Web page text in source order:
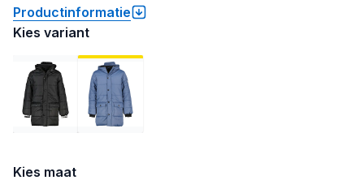
Productinformatie
Kies variant
Kies maat